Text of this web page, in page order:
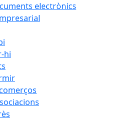
electrònics
hi